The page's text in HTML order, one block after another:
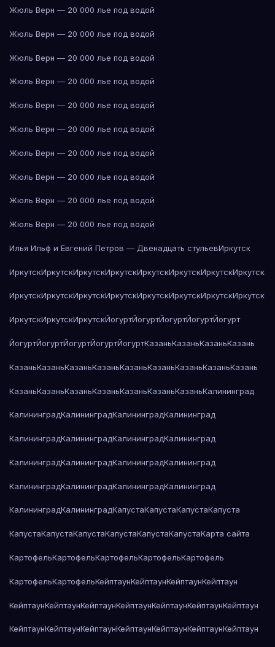
Жюль Верн — 20 000 лье под водой
Жюль Верн — 20 000 лье под водой
Жюль Верн — 20 000 лье под водой
Жюль Верн — 20 000 лье под водой
Жюль Верн — 20 000 лье под водой
Жюль Верн — 20 000 лье под водой
Жюль Верн — 20 000 лье под водой
Жюль Верн — 20 000 лье под водой
Жюль Верн — 20 000 лье под водой
Жюль Верн — 20 000 лье под водой
Илья Ильф и Евгений Петров — Двенадцать стульевИркутск
ИркутскИркутскИркутскИркутскИркутскИркутскИркутскИркутск
ИркутскИркутскИркутскИркутскИркутскИркутскИркутскИркутск
ИркутскИркутскИркутскЙогуртЙогуртЙогуртЙогуртЙогурт
ЙогуртЙогуртЙогуртЙогуртЙогуртКазаньКазаньКазаньКазань
КазаньКазаньКазаньКазаньКазаньКазаньКазаньКазаньКазань
КазаньКазаньКазаньКазаньКазаньКазаньКазаньКалининград
КалининградКалининградКалининградКалининград
КалининградКалининградКалининградКалининград
КалининградКалининградКалининградКалининград
КалининградКалининградКалининградКалининград
КалининградКалининградКапустаКапустаКапустаКапуста
КапустаКапустаКапустаКапустаКапустаКапустаКарта сайта
КартофельКартофельКартофельКартофельКартофель
КартофельКартофельКейптаунКейптаунКейптаунКейптаун
КейптаунКейптаунКейптаунКейптаунКейптаунКейптаунКейптаун
КейптаунКейптаунКейптаунКейптаунКейптаунКейптаунКейптаун